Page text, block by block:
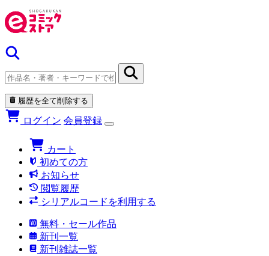
履歴を全て削除する
ログイン 会員登録
カート
初めての方
お知らせ
閲覧履歴
シリアルコードを利用する
無料・セール作品
新刊一覧
新刊雑誌一覧